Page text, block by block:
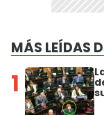
MÁS LEÍDAS
1